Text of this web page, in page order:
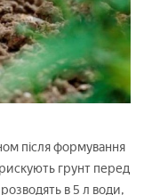
після формування
грунт перед
в 5 л води,